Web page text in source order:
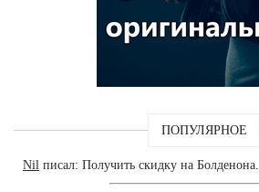
ПОПУЛЯРНОЕ
Nil писал: Получить скидку на Болденона.